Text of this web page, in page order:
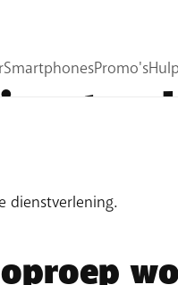
dienstverlening.